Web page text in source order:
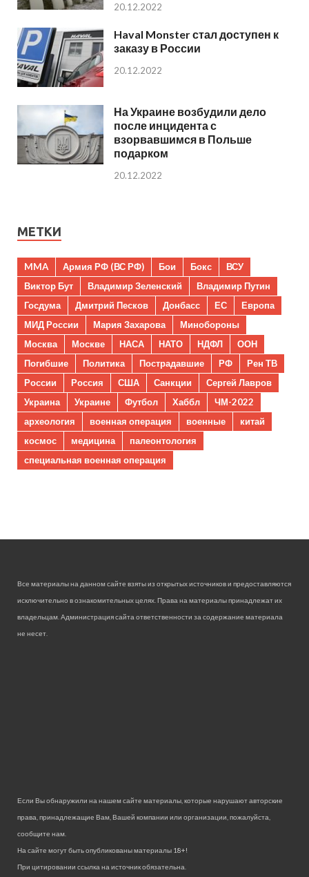
20.12.2022
Haval Monster стал доступен к
заказу в России
20.12.2022
На Украине возбудили дело
после инцидента с
взорвавшимся в Польше
подарком
20.12.2022
МЕТКИ
MMA Армия РФ (ВС РФ) Бои Бокс
ВСУ
Виктор Бут
Владимир Зеленский
Владимир Путин
Госдума
Дмитрий Песков Донбасс ЕС
Европа
МИД России
Мария Захарова
Минобороны
Москва
Москве НАСА НАТО НДФЛ
ООН
Погибшие
Политика Пострадавшие РФ
Рен ТВ
России
Россия США Санкции
Сергей Лавров
Украина
Украине Футбол Хаббл
ЧМ-2022
археология
военная операция военные
китай
космос
медицина
палеонтология
специальная военная операция
Все материалы на данном сайте взяты из открытых источников и предоставляются
исключительно в ознакомительных целях. Права на материалы принадлежат их
владельцам. Администрация сайта ответственности за содержание материала
не несет.
Если Вы обнаружили на нашем сайте материалы, которые нарушают авторские
права, принадлежащие Вам, Вашей компании или организации, пожалуйста,
сообщите нам.
На сайте могут быть опубликованы материалы 18+!
При цитировании ссылка на источник обязательна.